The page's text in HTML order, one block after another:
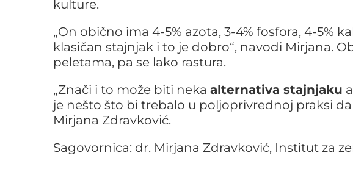
kulture.
„On obično ima 4-5% azota, 3-4% fosfora, 4-5%
klasičan stajnjak i to je dobro“, navodi Mirjana.
peletama, pa se lako rastura.
„Znači i to može biti neka alternativa stajnjaku
je nešto što bi trebalo u poljoprivrednoj praksi
Mirjana Zdravković.
Sagovornica: dr. Mirjana Zdravković, Institut za